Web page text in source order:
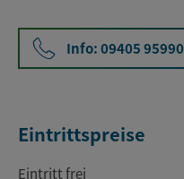
Info: 09405 95990
Eintrittspreise
Eintritt frei